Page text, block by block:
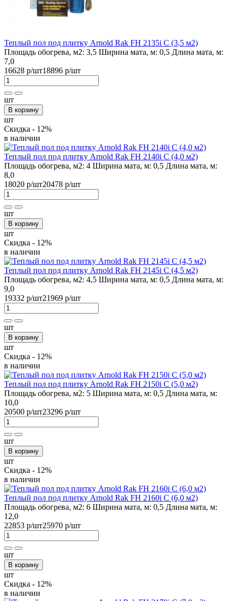
Теплый пол под плитку Arnold Rak FH 2135i С (3,5 м2)
Площадь обогрева, м2: 3,5 Ширина мата, м: 0,5 Длина мата, м:
7,0
16628 р/шт18896 р/шт
шт
В корзину
шт
Скидка - 12%
в наличии
Теплый пол под плитку Arnold Rak FH 2140i С (4,0 м2)
Площадь обогрева, м2: 4 Ширина мата, м: 0,5 Длина мата, м:
8,0
18020 р/шт20478 р/шт
шт
В корзину
шт
Скидка - 12%
в наличии
Теплый пол под плитку Arnold Rak FH 2145i С (4,5 м2)
Площадь обогрева, м2: 4,5 Ширина мата, м: 0,5 Длина мата, м:
9,0
19332 р/шт21969 р/шт
шт
В корзину
шт
Скидка - 12%
в наличии
Теплый пол под плитку Arnold Rak FH 2150i С (5,0 м2)
Площадь обогрева, м2: 5 Ширина мата, м: 0,5 Длина мата, м:
10,0
20500 р/шт23296 р/шт
шт
В корзину
шт
Скидка - 12%
в наличии
Теплый пол под плитку Arnold Rak FH 2160i С (6,0 м2)
Площадь обогрева, м2: 6 Ширина мата, м: 0,5 Длина мата, м:
12,0
22853 р/шт25970 р/шт
шт
В корзину
шт
Скидка - 12%
в наличии